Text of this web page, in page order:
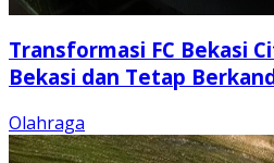
Transformasi FC Bekasi
Bekasi dan Tetap
Olahraga